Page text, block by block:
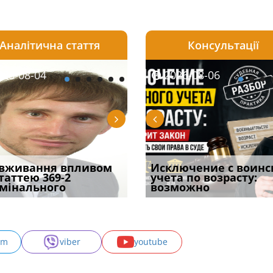
06
встановив для
шкоди
2026-08-06
Документи, на яких не
проставляється
апостиль: пер
Аналітична стаття
08-04
впливом
369-2
2026-08-04
Переоформлення
відстрочки за іншою
підставою: нов
Консультації
2026-08-05
захисту у
я
2026-08-06
Исключение с
учета по возрасту:
возможно
2026-07-30
Восьмий ААС
підтвердив, що
може скас
viber youtube